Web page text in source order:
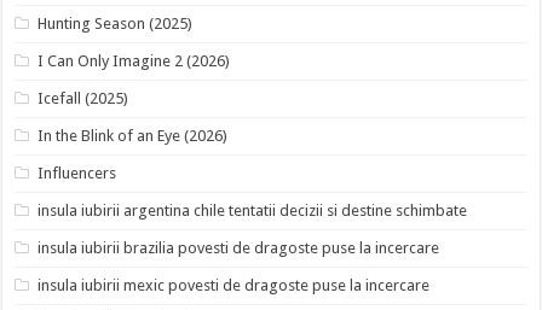
Hunting Season (2025)
I Can Only Imagine 2 (2026)
Icefall (2025)
In the Blink of an Eye (2026)
Influencers
insula iubirii argentina chile tentatii decizii si destine schimbate
insula iubirii brazilia povesti de dragoste puse la incercare
insula iubirii mexic povesti de dragoste puse la incercare